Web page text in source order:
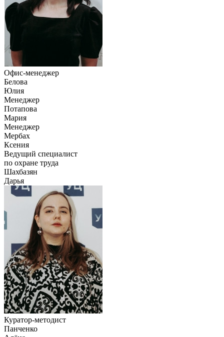
Офис-менеджер
Белова
Юлия
Менеджер
Потапова
Мария
Менеджер
Мербах
Ксения
Ведущий специалист
по охране труда
Шахбазян
Дарья
Куратор-методист
Панченко